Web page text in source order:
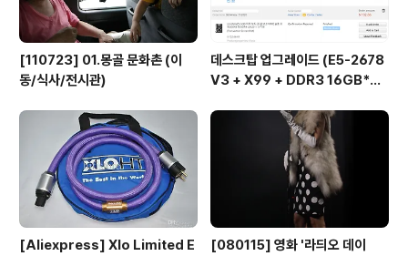
[110723] 01.몽골 문화촌 (이
동/식사/전시관)
데스크탑 업그레이드 (E5-2678
V3 + X99 + DDR3 16GB*
[Aliexpress] Xlo Limited E
[080115] 영화 '라듸오 데이